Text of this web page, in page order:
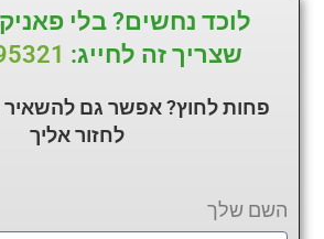
לוכד נחשים? בלי
שצריך זה לחייג:
פחות לחוץ? אפשר גם להשאיר
לחזוראליך
השם שלך